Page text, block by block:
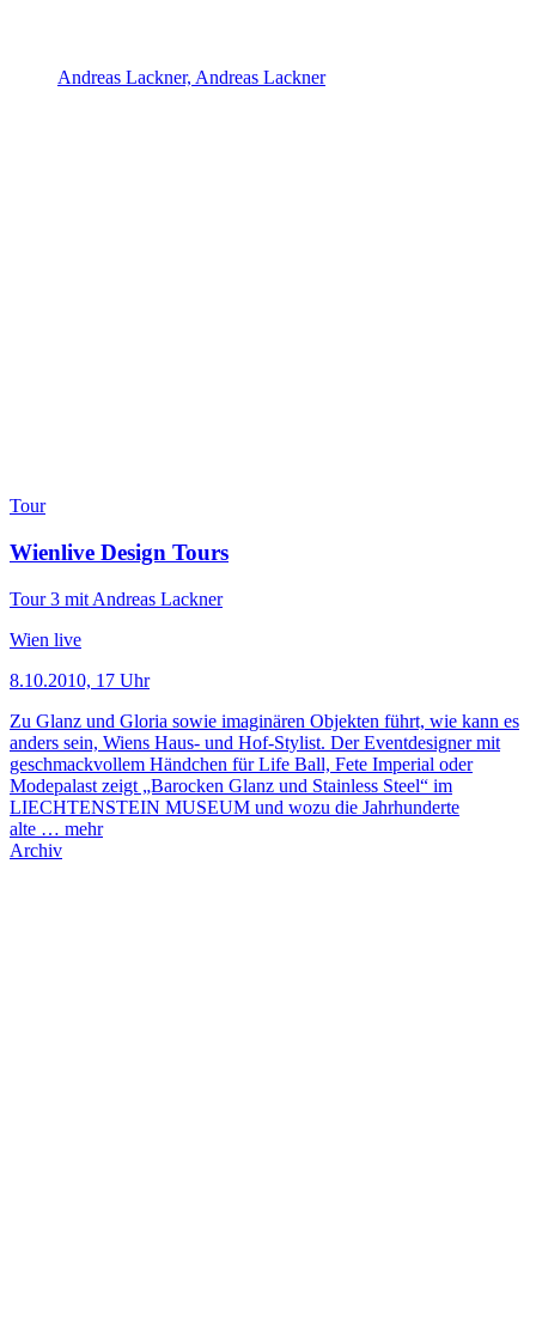
Andreas Lackner, Andreas Lackner
Tour
Wienlive Design Tours
Tour 3 mit Andreas Lackner
Wien live
8.10.2010, 17 Uhr
Zu Glanz und Gloria sowie imaginären Objekten führt, wie kann es
anders sein, Wiens Haus- und Hof-Stylist. Der Eventdesigner mit
geschmackvollem Händchen für Life Ball, Fete Imperial oder
Modepalast zeigt „Barocken Glanz und Stainless Steel“ im
LIECHTENSTEIN MUSEUM und wozu die Jahrhunderte
alte … mehr
Archiv